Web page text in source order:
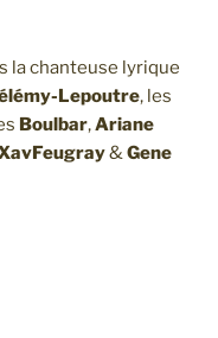
la chanteuse lyrique
Lepoutre, les
Boulbar,Ariane
&Gene